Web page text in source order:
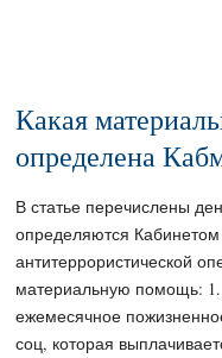
Какая
определена
В статье перечислены
определяются
антитеррористической
материальную помощь:
ежемесячное
соц, которая